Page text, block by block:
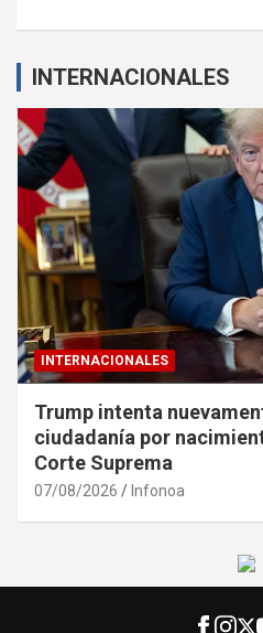
INTERNACIONALES
INTERNACIONALES
Trump intenta
ciudadanía por
Corte Suprema
07/08/2026 Infonoa